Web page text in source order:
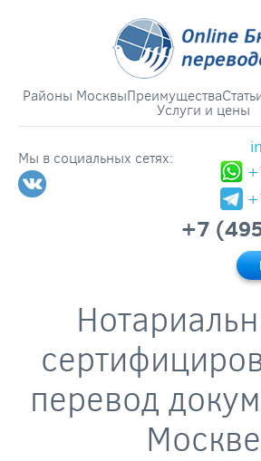
Районы МосквыПреимущества
Услуги и цены
Мы в социальных сетях:
+7
перевод
Москве